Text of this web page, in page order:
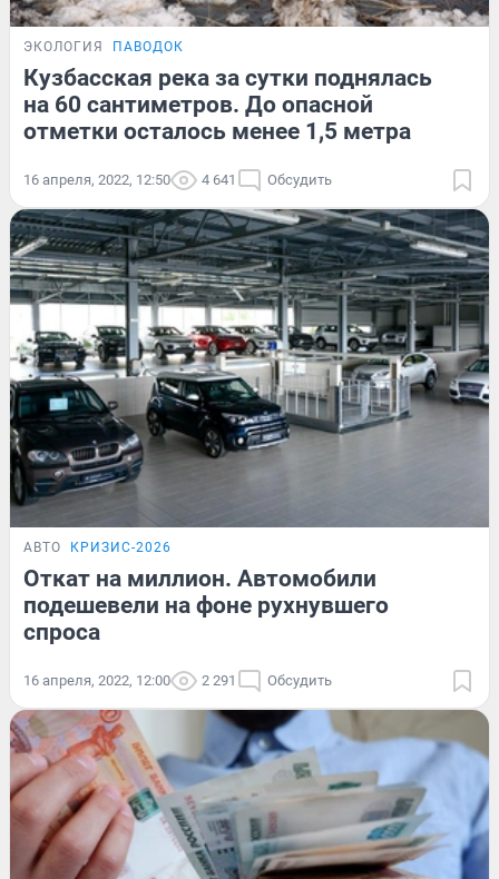
ЭКОЛОГИЯ ПАВОДОК
Кузбасская река за сутки поднялась
на 60 сантиметров. До опасной
отметки осталось менее 1,5 метра
16 апреля, 2022, 12:50 4 641 Обсудить
АВТО КРИЗИС-2026
Откат на миллион. Автомобили
подешевели на фоне рухнувшего
спроса
16 апреля, 2022, 12:00 2 291 Обсудить